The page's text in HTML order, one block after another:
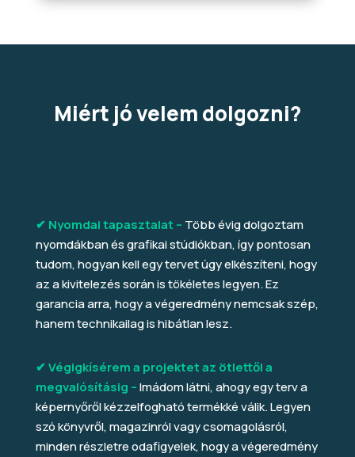
Miért jó velem dolgozni?
✔ Nyomdai tapasztalat – Több évig dolgoztam
nyomdákban és grafikai stúdiókban, így pontosan
tudom, hogyan kell egy tervet úgy elkészíteni, hogy
az a kivitelezés során is tökéletes legyen. Ez
garancia arra, hogy a végeredmény nemcsak szép,
hanem technikailag is hibátlan lesz.
✔ Végigkísérem a projektet az ötlettől a
megvalósításig –Imádom látni, ahogy egy terv a
képernyőről kézzelfogható termékké válik. Legyen
szó könyvről, magazinról vagy csomagolásról,
minden részletre odafigyelek, hogy a végeredmény